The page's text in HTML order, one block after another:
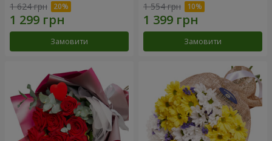
1 624 грн
Замовити
1 554 грн
Замовити